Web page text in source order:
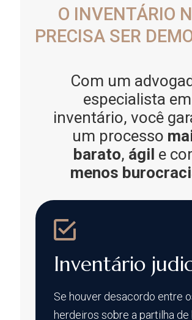
O INVENTÁRIO
PRECISA SER
Com um
especialista em
inventário, você
um processo
barato, ágil e
menos
Inventário
Se houver desacordo entre
herdeiros sobre a partilha de